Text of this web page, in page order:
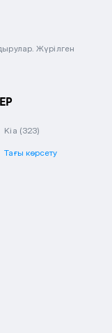
Жүрілген
Kia (323)
Тағы көрсету